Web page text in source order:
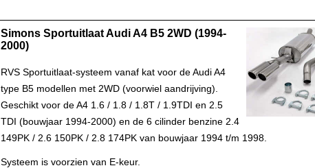
Simons Sportuitlaat Audi A4 B5 2WD (1994-
2000)
RVS Sportuitlaat-systeem vanaf kat voor de Audi A4
type B5 modellen met 2WD (voorwiel aandrijving).
Geschikt voor de A4 1.6 / 1.8 / 1.8T / 1.9TDI en 2.5
TDI (bouwjaar 1994-2000) en de 6 cilinder benzine 2.4
149PK / 2.6 150PK / 2.8 174PK van bouwjaar 1994 t/m 1998.
Systeem is voorzien van E-keur.